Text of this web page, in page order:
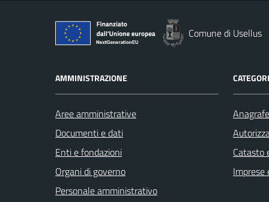
Comune di Usellus
AMMINISTRAZIONE
Aree amministrative
Documenti e dati
Enti e fondazioni
Organi di governo
Personale amministrativo
Catasto
Imprese